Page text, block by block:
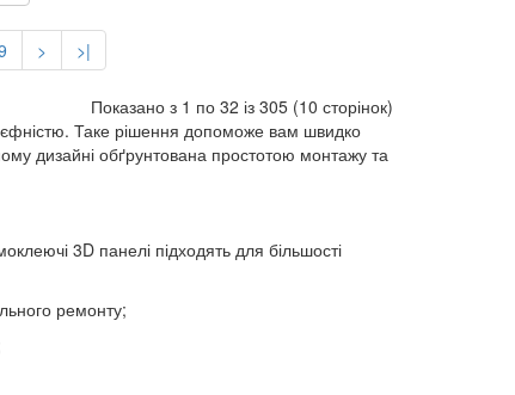
> >|
Показано з 1 по 32 із 305 (10 сторінок)
Таке рішення допоможе вам швидко
дизайні обґрунтована простотою монтажу та
3D панелі підходять для більшості
ремонту;